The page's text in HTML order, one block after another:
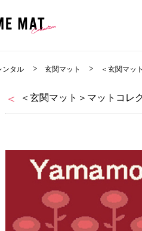
ンタル 玄関マット ＜玄関マッ
＜玄関マット＞マットコレ